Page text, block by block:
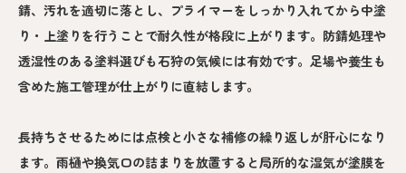
錆、汚れを適切に落とし、プライマーをしっかり入れてから中塗
り・上塗りを行うことで耐久性が格段に上がります。防錆処理や
透湿性のある塗料選びも石狩の気候には有効です。足場や養生も
含めた施工管理が仕上がりに直結します。
長持ちさせるためには点検と小さな補修の繰り返しが肝心になり
ます。雨樋や換気口の詰まりを放置すると局所的な湿気が塗膜を